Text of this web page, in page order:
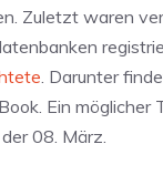
Zuletzt waren
. Darunter
Ein möglicher
08. März.